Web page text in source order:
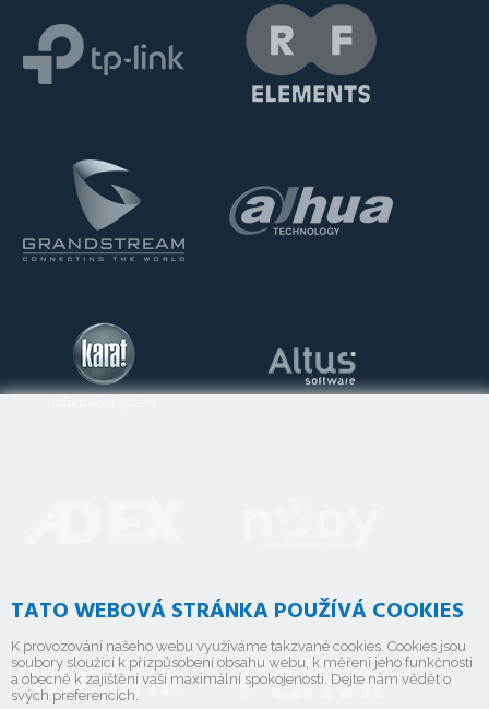
TATO WEBOVÁ STRÁNKA POUŽÍVÁ COOKIES
K provozování našeho webu využíváme takzvané cookies. Cookies jsou
soubory sloužící k přizpůsobení obsahu webu, k měření jeho funkčnosti
a obecně k zajištění vaší maximální spokojenosti. Dejte nám vědět o
svých preferencích.